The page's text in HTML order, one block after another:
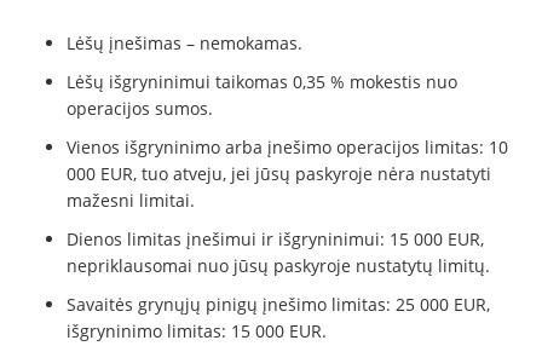
Lėšų įnešimas – nemokamas.
Lėšų išgryninimui taikomas 0,35 % mokestis nuo
operacijos sumos.
Vienos išgryninimo arba įnešimo operacijos limitas: 10
000 EUR, tuo atveju, jei jūsų paskyroje nėra nustatyti
mažesni limitai.
Dienos limitas įnešimui ir išgryninimui: 15 000 EUR,
nepriklausomai nuo jūsų paskyroje nustatytų limitų.
Savaitės grynųjų pinigų įnešimo limitas: 25 000 EUR,
išgryninimo limitas: 15 000 EUR.